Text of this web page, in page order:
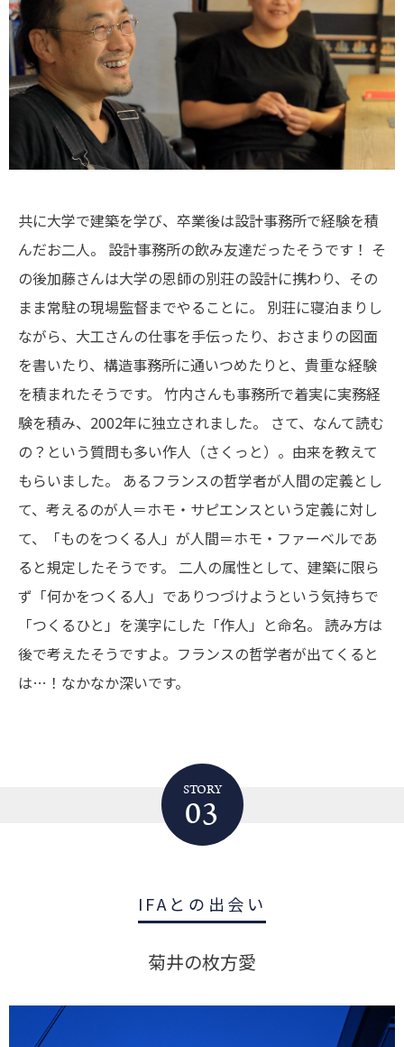
共に大学で建築を学び、卒業後は設計事務所で経験を積
んだお二人。
設計事務所の飲み友達だったそうです！ そ
の後加藤さんは大学の恩師の別荘の設計に携わり、その
まま常駐の現場監督までやることに。
別荘に寝泊まりし
ながら、大工さんの仕事を手伝ったり、おさまりの図面
を書いたり、構造事務所に通いつめたりと、貴重な経験
を積まれたそうです。 竹内さんも事務所で着実に実務経
験を積み、2002年に独立されました。
さて、なんて読む
の？という質問も多い作人（さくっと）。由来を教えて
もらいました。
あるフランスの哲学者が人間の定義とし
て、考えるのが人＝ホモ・サピエンスという定義に対し
て、「ものをつくる人」が人間＝ホモ・ファーベルであ
ると規定したそうです。
二人の属性として、建築に限ら
ず「何かをつくる人」でありつづけようという気持ちで
「つくるひと」を漢字にした「作人」と命名。 読み方は
後で考えたそうですよ。フランスの哲学者が出てくると
は…！なかなか深いです。
STORY
03
IFAとの出会い
菊井の枚方愛